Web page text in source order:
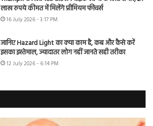
लाख रुपये कीमत में मिलेंगे प्रीमियम फीचर्स
16 July 2026 - 3:17 PM
जानिए Hazard Light का क्या काम है, कब और कैसे करें
इसका इस्तेमाल, ज्यादातर लोग नहीं जानते सही तरीका
12 July 2026 - 6:14 PM